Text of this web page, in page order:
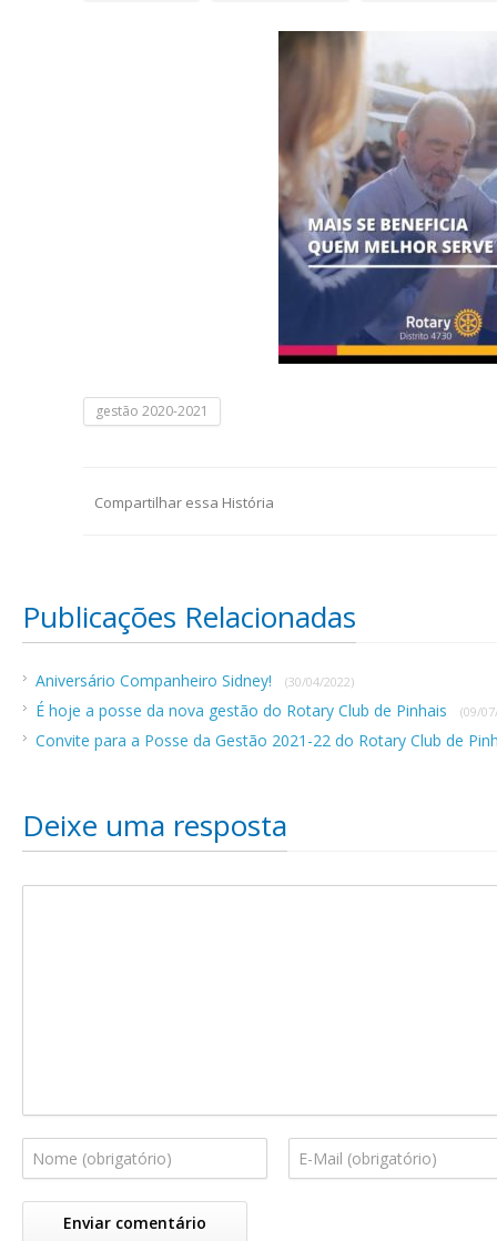
gestão 2020-2021
Compartilhar essa História
Publicações Relacionadas
Aniversário Companheiro Sidney! (30/04/2022)
É hoje a posse da nova gestão do Rotary Club de Pinhais (09/
Convite para a Posse da Gestão 2021-22 do Rotary Club de
Deixe uma resposta